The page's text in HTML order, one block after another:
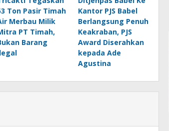
Ton Pasir Timah
Merbau Milik
PT Timah,
Barang
Kantor PJS Babel
Berlangsung Penuh
Keakraban, PJS
Award Diserahkan
kepada Ade
Agustina